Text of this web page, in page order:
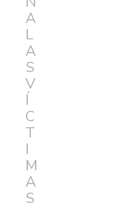
A
L
A
S
V
Í
C
T
I
M
A
S